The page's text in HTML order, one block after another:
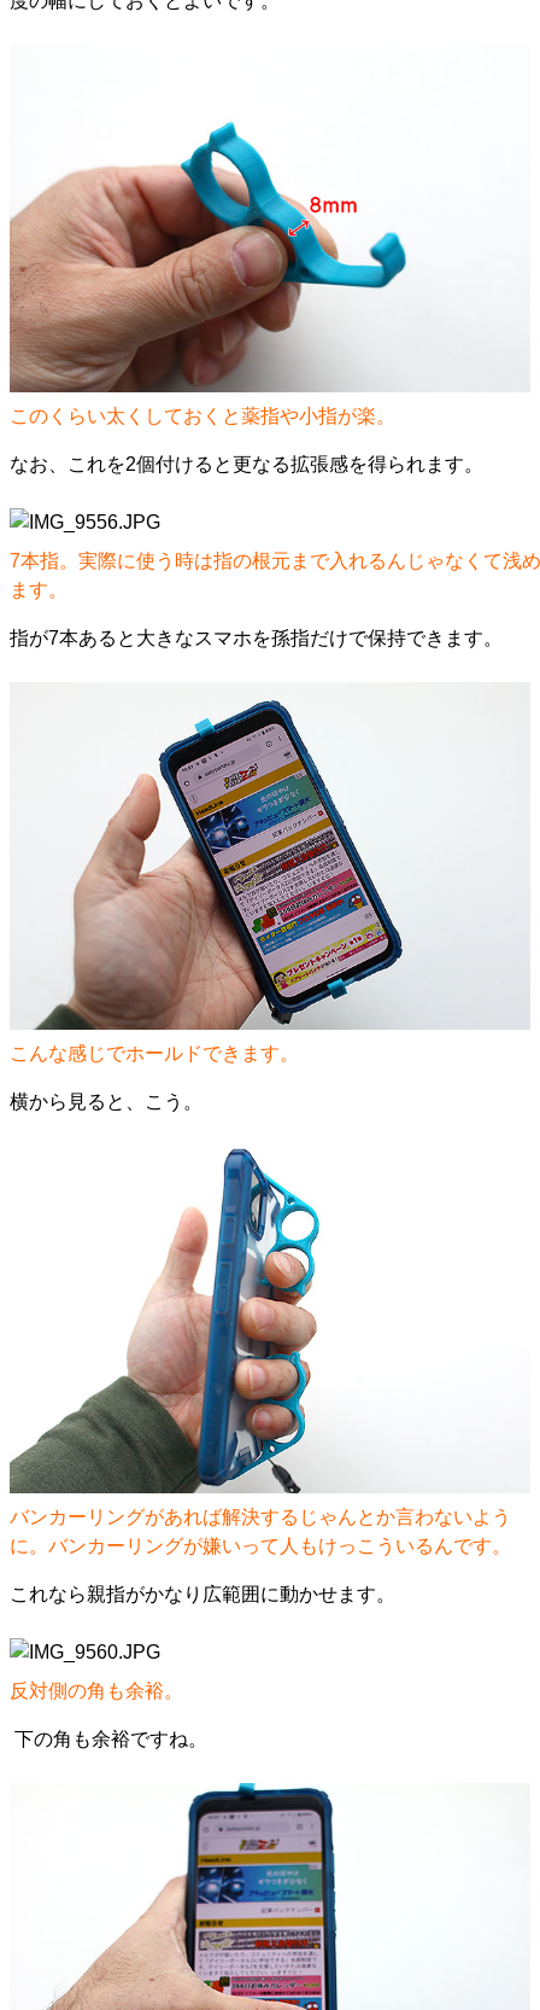
このくらい太くしておくと薬指や小指が楽。
なお、これを2個付けると更なる拡張感を得られます。
7本指。実際に使う時は指の根元まで入れるんじゃなくて浅
ます。
指が7本あると大きなスマホを孫指だけで保持できます。
こんな感じでホールドできます。
横から見ると、こう。
バンカーリングがあれば解決するじゃんとか言わないよう
に。バンカーリングが嫌いって人もけっこういるんです。
これなら親指がかなり広範囲に動かせます。
反対側の角も余裕。
下の角も余裕ですね。